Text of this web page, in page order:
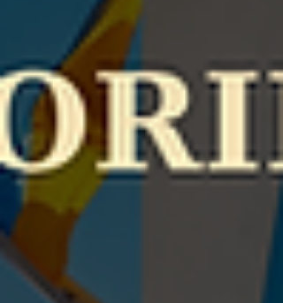
координации транснациональной сети
наемников, поддерживавшей Силы
быстрого реагирования в войне в
Судане.